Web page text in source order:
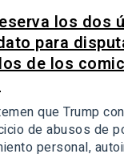
los dos
para
de los
que Trump
de abusos de
personal,